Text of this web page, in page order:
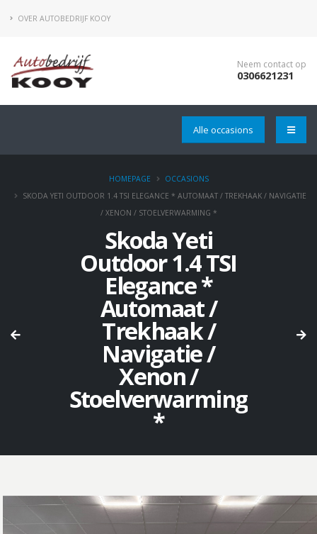
OVER AUTOBEDRIJF KOOY
Neem contact op
0306621231
Alle occasions
HOMEPAGE
OCCASIONS
SKODA YETI OUTDOOR 1.4 TSI ELEGANCE * AUTOMAAT / TREKHAAK / NAVIGATIE
/ XENON / STOELVERWARMING *
Skoda Yeti
Outdoor 1.4 TSI
Elegance *
Automaat /
Trekhaak /
Navigatie /
Xenon /
Stoelverwarming
*